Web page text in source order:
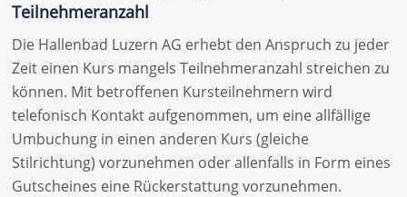
Teilnehmeranzahl
Die Hallenbad Luzern AG erhebt den Anspruch zu jeder
Zeit einen Kurs mangels Teilnehmeranzahl streichen zu
können. Mit betroffenen Kursteilnehmern wird
telefonisch Kontakt aufgenommen, um eine allfällige
Umbuchung in einen anderen Kurs (gleiche
Stilrichtung) vorzunehmen oder allenfalls in Form eines
Gutscheines eine Rückerstattung vorzunehmen.